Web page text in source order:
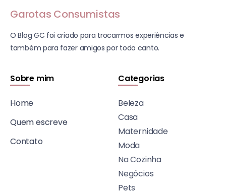
Garotas Consumistas
O Blog GC foi criado para trocarmos experiências e
também para fazer amigos por todo canto.
Sobre mim
Home
Quem escreve
Contato
Categorias
Beleza
Casa
Maternidade
Moda
Na Cozinha
Negócios
Pets